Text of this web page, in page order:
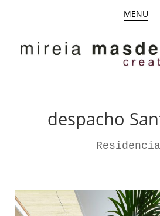
MENU
despacho